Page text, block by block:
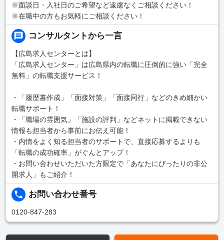
※面談日・入社日のご希望など遠慮なくご相談ください！
※在職中の方もお気軽にご相談ください！
コンサルタントから一言
【広島求人センターとは】
「広島求人センター」は広島県内の転職に圧倒的に強い「完全
無料」の転職支援サービス！
・「履歴書作成」「面接対策」「面接同行」などのきめ細かい
転職サポート！
・「職場の雰囲気」「施設の評判」などネットに掲載できない
情報も担当者から事前にお伝え可能！
・内情をよく知る担当者のサポートで、直接応募するよりも
「転職の成功確率」がぐんとアップ！
・お問い合わせいただいた方限定で「あなたにぴったりの非公
開求人」もご紹介！
お問い合わせ番号
0120-847-283